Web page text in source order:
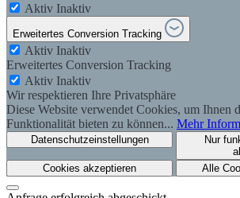
Aktiv Inaktiv
Erweitertes Conversion Tracking
Aktiv Inaktiv
Erweitertes Conversion Tracking
Aktiv Inaktiv
Wir respektieren Ihre Privatsphäre
Diese Website verwendet Cookies, um Ihnen
Funktionalität bieten zu können... Mehr
Datenschutzeinstellungen
Nur
Cookies akzeptieren
Alle